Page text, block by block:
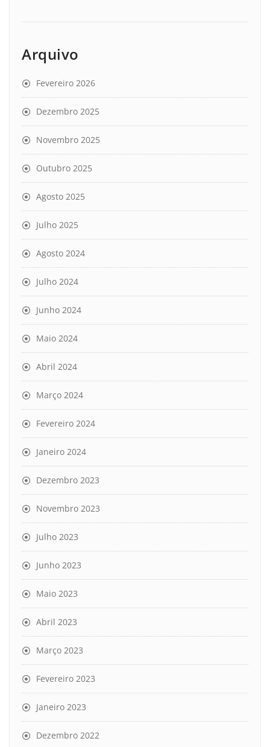
Arquivo
Fevereiro 2026
Dezembro 2025
Novembro 2025
Outubro 2025
Agosto 2025
Julho 2025
Agosto 2024
Julho 2024
Junho 2024
Maio 2024
Abril 2024
Março 2024
Fevereiro 2024
Janeiro 2024
Dezembro 2023
Novembro 2023
Julho 2023
Junho 2023
Maio 2023
Abril 2023
Março 2023
Fevereiro 2023
Janeiro 2023
Dezembro 2022